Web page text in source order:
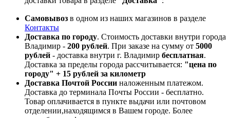
Самовывоз в одном из наших магазинов в разделе
Контакты
Доставка по городу. Стоимость доставки внутри города
Владимир - 200 рублей. При заказе на сумму от 5000
рублей - доставка внутри г. Владимир бесплатная.
Доставка за пределы города рассчитывается: "цена по
городу" + 15 рублей за километр
Доставка Почтой России наложенным платежом.
Доставка до терминала Почты России - бесплатно.
Товар оплачивается в пункте выдачи или почтовом
отделении,находящимся в Вашем городе. Более